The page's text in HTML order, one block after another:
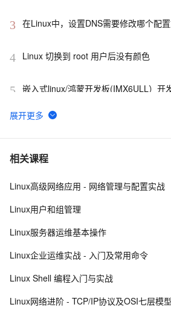
3 在Linux中，设置DNS需要修改哪个配置
4 Linux 切换到 root 用户后没有颜色
5 嵌入式linux/鸿蒙开发板(IMX6ULL）开
6 Linux系统中密码为空的用户
7 使用Mono管理Coyote Linux
8 linux DHCP
10 [Linux 存储管理] LVM结构
相关课程
Linux高级网络应用 - 网络管理与配置实战
Linux用户和组管理
Linux服务器运维基本操作
Linux企业运维实战 - 入门及常用命令
Linux Shell 编程入门与实战
Linux网络进阶 - TCP/IP协议及OSI七层模型